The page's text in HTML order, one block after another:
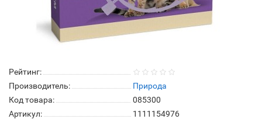
Рейтинг:
Производитель:
Природа
Код товара:
085300
Артикул:
1111154976